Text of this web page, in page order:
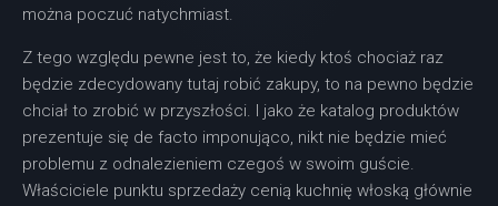
można poczuć natychmiast.
Z tego względu pewne jest to, że kiedy ktoś chociaż raz
będzie zdecydowany tutaj robić zakupy, to na pewno będzie
chciał to zrobić w przyszłości. I jako że katalog produktów
prezentuje się de facto imponująco, nikt nie będzie mieć
problemu z odnalezieniem czegoś w swoim guście.
Właściciele punktu sprzedaży cenią kuchnię włoską głównie